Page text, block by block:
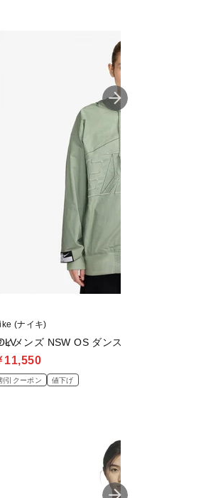
(ナイキ)
ィメンズ NSW OS ダンス ジャケット
11,550
引クーポン 値下げ